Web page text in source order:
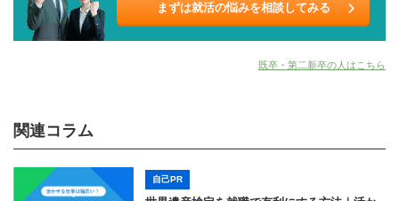
まずは就活の悩みを相談してみる
既卒・第二新卒の人はこちら
関連コラム
自己PR